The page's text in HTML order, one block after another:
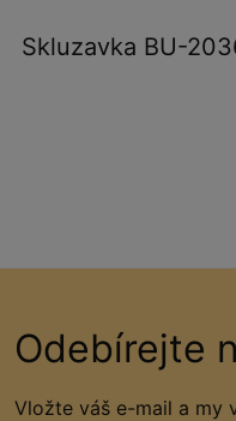
Skluzavka BU-
Odebírejte
Vložte váš e-mail a my